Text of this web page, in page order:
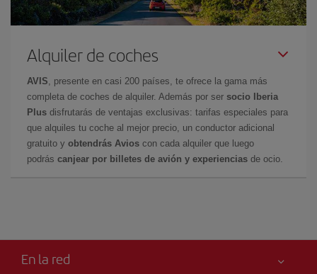
Alquiler de coches
AVIS , presente en casi 200 países, te ofrece la gama más
completa de coches de alquiler. Además por ser socio Iberia
Plus disfrutarás de ventajas exclusivas: tarifas especiales para
que alquiles tu coche al mejor precio, un conductor adicional
gratuito y obtendrás Avios con cada alquiler que luego
podrás canjear por billetes de avión y experiencias de ocio.
En la red